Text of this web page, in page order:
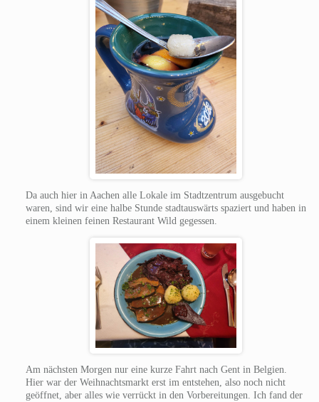
Da auch hier in Aachen alle Lokale im Stadtzentrum ausgebucht
waren, sind wir eine halbe Stunde stadtauswärts spaziert und haben in
einem kleinen feinen Restaurant Wild gegessen.
Am nächsten Morgen nur eine kurze Fahrt nach Gent in Belgien.
Hier war der Weihnachtsmarkt erst im entstehen, also noch nicht
geöffnet, aber alles wie verrückt in den Vorbereitungen. Ich fand der